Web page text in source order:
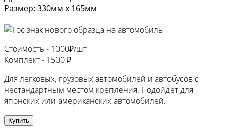
Размер: 330мм х 165мм
Стоимость - 1000₽/шт
Комплект - 1500 ₽
Для легковых, грузовых автомобилей и автобусов с
нестандартным местом крепления. Подойдет для
японских или американских автомобилей.
Купить